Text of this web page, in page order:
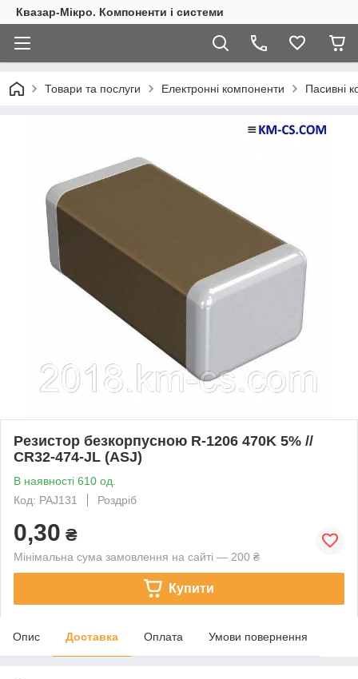
Квазар-Мікро. Компоненти і системи
Товари та послуги Електронні компоненти Пасивні
Резистор безкорпусною R-1206 470K 5% //
CR32-474-JL (ASJ)
В наявності 610 од.
Код: PAJ131
Роздріб
0,30 ₴
Мінімальна сума замовлення на сайті — 200 ₴
Купити
Опис Доставка Оплата Умови повернення